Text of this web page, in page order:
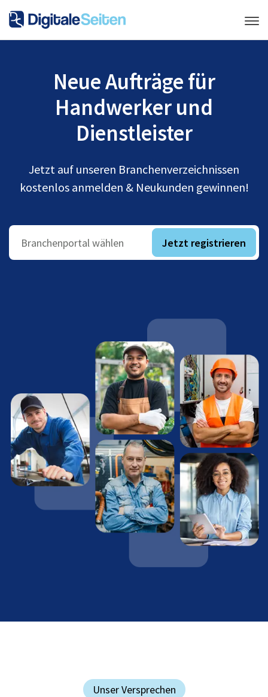
Neue Aufträge für
Handwerker und
Dienstleister
Jetzt auf unseren Branchenverzeichnissen
kostenlos anmelden & Neukunden gewinnen!
Branchenportal wählen Jetzt registrieren
Unser Versprechen